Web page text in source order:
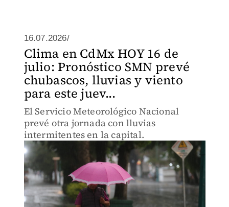
16.07.2026/
Clima en CdMx HOY 16 de
julio: Pronóstico SMN prevé
chubascos, lluvias y viento
para este juev...
El Servicio Meteorológico Nacional
prevé otra jornada con lluvias
intermitentes en la capital.